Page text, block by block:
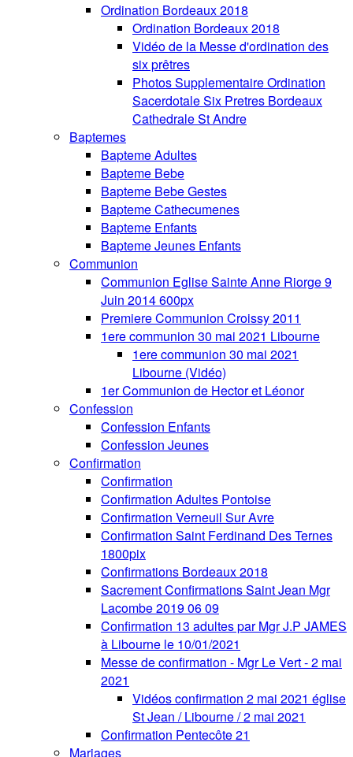
Ordination Bordeaux 2018
Ordination Bordeaux 2018
Vidéo de la Messe d'ordination des
six prêtres
Photos Supplementaire Ordination
Sacerdotale Six Pretres Bordeaux
Cathedrale St Andre
Baptemes
Bapteme Adultes
Bapteme Bebe
Bapteme Bebe Gestes
Bapteme Cathecumenes
Bapteme Enfants
Bapteme Jeunes Enfants
Communion
Communion Eglise Sainte Anne Riorge 9
Juin 2014 600px
Premiere Communion Croissy 2011
1ere communion 30 mai 2021 Libourne
1ere communion 30 mai 2021
Libourne (Vidéo)
1er Communion de Hector et Léonor
Confession
Confession Enfants
Confession Jeunes
Confirmation
Confirmation
Confirmation Adultes Pontoise
Confirmation Verneuil Sur Avre
Confirmation Saint Ferdinand Des Ternes
1800pix
Confirmations Bordeaux 2018
Sacrement Confirmations Saint Jean Mgr
Lacombe 2019 06 09
Confirmation 13 adultes par Mgr J.P JAMES
à Libourne le 10/01/2021
Messe de confirmation - Mgr Le Vert - 2 mai
2021
Vidéos confirmation 2 mai 2021 église
St Jean / Libourne / 2 mai 2021
Confirmation Pentecôte 21
Mariages